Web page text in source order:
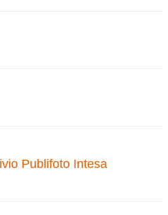
Publifoto Intesa